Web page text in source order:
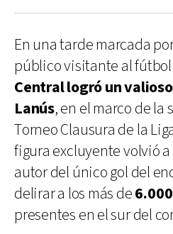
En una tarde marcada
público visitante al
Central logró un
Lanús, en el marco de la
Torneo Clausura de la
figura excluyente volvió
autor del único gol del
delirar a los más de
presentes en el sur del